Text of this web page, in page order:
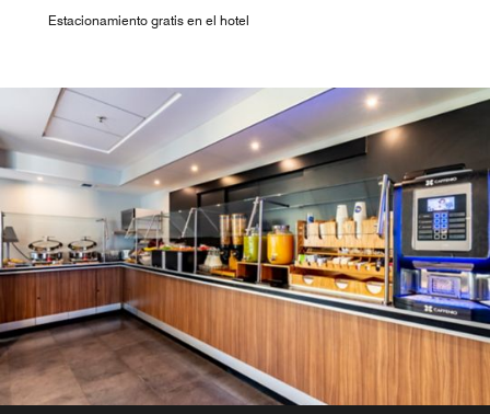
Estacionamiento gratis en el hotel